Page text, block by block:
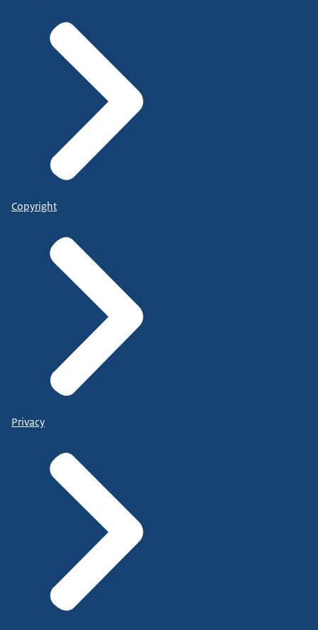
Copyright
Privacy